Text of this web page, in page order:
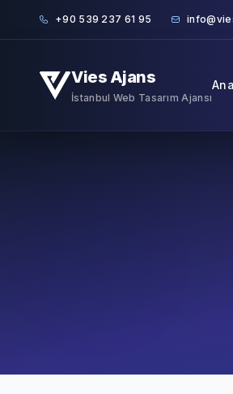
+90 539 237 61 95
Vies Ajans
İstanbul Web Tasarım Ajansı